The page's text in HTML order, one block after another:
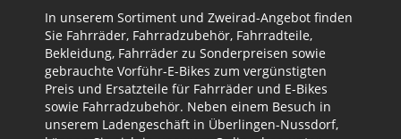
In unserem Sortiment und Zweirad-Angebot finden
Sie Fahrräder, Fahrradzubehör, Fahrradteile,
Bekleidung, Fahrräder zu Sonderpreisen sowie
gebrauchte Vorführ-E-Bikes zum vergünstigten
Preis und Ersatzteile für Fahrräder und E-Bikes
sowie Fahrradzubehör. Neben einem Besuch in
unserem Ladengeschäft in Überlingen-Nussdorf,